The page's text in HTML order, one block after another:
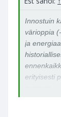
Innostuin
värioppia
ja
erityisesti